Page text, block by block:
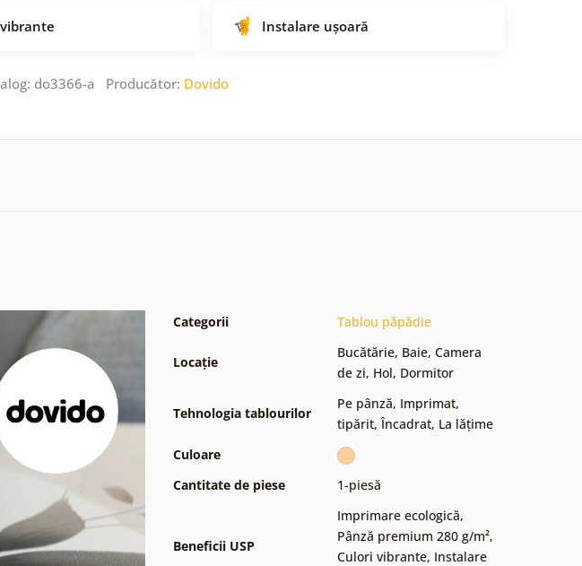
Instalare ușoară
do3366-a Producător: Dovido
Categorii Tablou păpădie
Locație
Bucătărie, Baie, Camera
de zi, Hol, Dormitor
Tehnologia tablourilor
Pe pânză, Imprimat,
tipărit,Încadrat, La lățime
Culoare
Cantitate de piese
1-piesă
Beneficii USP
Imprimare ecologică,
Pânză premium 280 g/m²,
Culori vibrante, Instalare